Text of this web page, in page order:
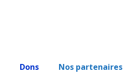
Dons Nos partenaires